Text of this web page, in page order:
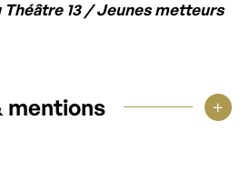
Théâtre 13 / Jeunes metteurs
mentions